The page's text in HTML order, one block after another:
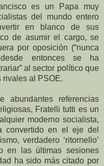
es un Papa muy
del mundo entero
en blanco de sus
de asumir el cargo, se
por oposición (“nunca
entonces se ha
al sector político que
rivales al PSOE.
abundantes referencias
Fratelli tutti es un
moderno socialista,
convertido en el eje del
verdadero ‘ritornello’
en las últimas sesiones
ha sido más citado por